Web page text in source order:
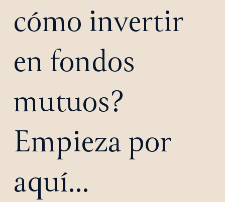
cómo invertir
en fondos
mutuos?
Empieza por
aquí…